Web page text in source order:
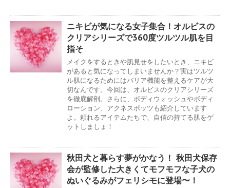
ニキビが気になる女子集合！オルビスの
クリアシリーズで360度ツルツル肌を目
指そ
メイクをするときや肌見せをしたいとき、ニキビ
があると気になってしまいませんか？実はツルツ
ル肌になるためにはバリア機能を整えるケアが大
切なんです。今回は、オルビスのクリアシリーズ
を徹底解剖。さらに、ボディウォッシュやボディ
ローション、アクネスポッツも紹介しています
よ。頼れるアイテムたちで、自信の持てる肌をゲ
ットしましょ！
秋田犬と暮らす夢がかなう！ 秋田犬保存
会が監修した大きくてモフモフな子犬の
ぬいぐるみがフェリシモに登場〜！